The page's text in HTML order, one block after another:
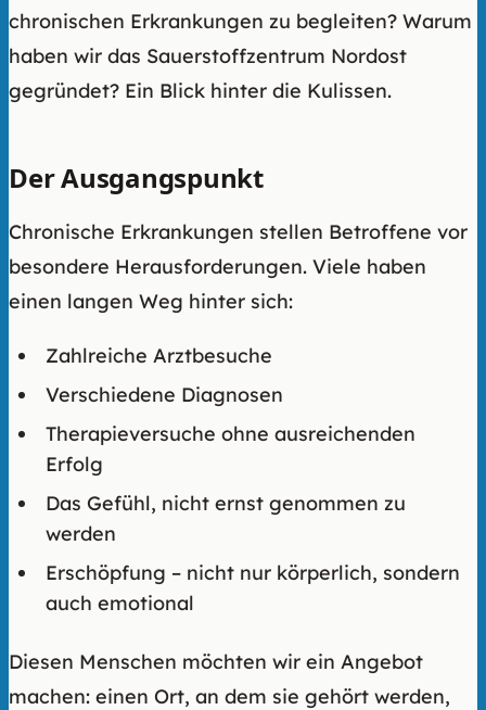
chronischen Erkrankungen zu begleiten? Warum
haben wir das Sauerstoffzentrum Nordost
gegründet? Ein Blick hinter die Kulissen.
Der Ausgangspunkt
Chronische Erkrankungen stellen Betroffene vor
besondere Herausforderungen. Viele haben
einen langen Weg hinter sich:
Zahlreiche Arztbesuche
Verschiedene Diagnosen
Therapieversuche ohne ausreichenden
Erfolg
Das Gefühl, nicht ernst genommen zu
werden
Erschöpfung – nicht nur körperlich, sondern
auch emotional
Diesen Menschen möchten wir ein Angebot
machen: einen Ort, an dem sie gehört werden,